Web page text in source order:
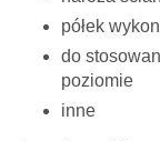
półek
do
poziomie
inne